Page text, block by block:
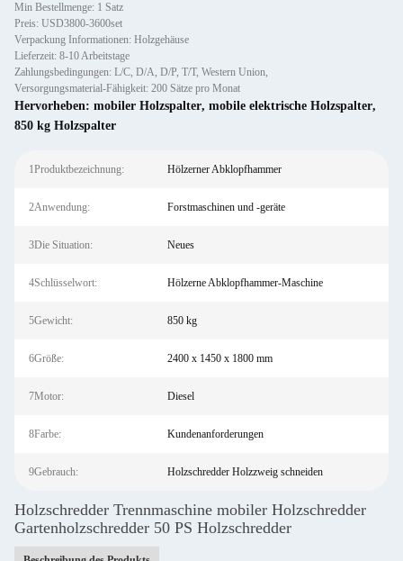
Min Bestellmenge: 1 Satz
Preis: USD3800-3600set
Verpackung Informationen: Holzgehäuse
Lieferzeit: 8-10 Arbeitstage
Zahlungsbedingungen: L/C, D/A, D/P, T/T, Western Union,
Versorgungsmaterial-Fähigkeit: 200 Sätze pro Monat
Hervorheben: mobiler Holzspalter, mobile elektrische Holzspalter,
850 kg Holzspalter
1Produktbezeichnung: Hölzerner Abklopfhammer
2Anwendung: Forstmaschinen und -geräte
3Die Situation: Neues
4Schlüsselwort: Hölzerne Abklopfhammer-Maschine
5Gewicht: 850 kg
6Größe: 2400 x 1450 x 1800 mm
7Motor: Diesel
8Farbe: Kundenanforderungen
9Gebrauch: Holzschredder Holzzweig schneiden
Holzschredder Trennmaschine mobiler Holzschredder
Gartenholzschredder 50 PS Holzschredder